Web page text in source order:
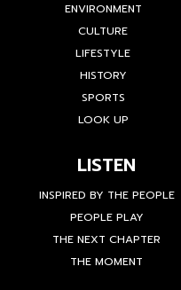
BUSINESS
ENVIRONMENT
CULTURE
LIFESTYLE
HISTORY
SPORTS
LISTEN
INSPIRED BY THE PEOPLE
PEOPLE PLAY
THE NEXT CHAPTER